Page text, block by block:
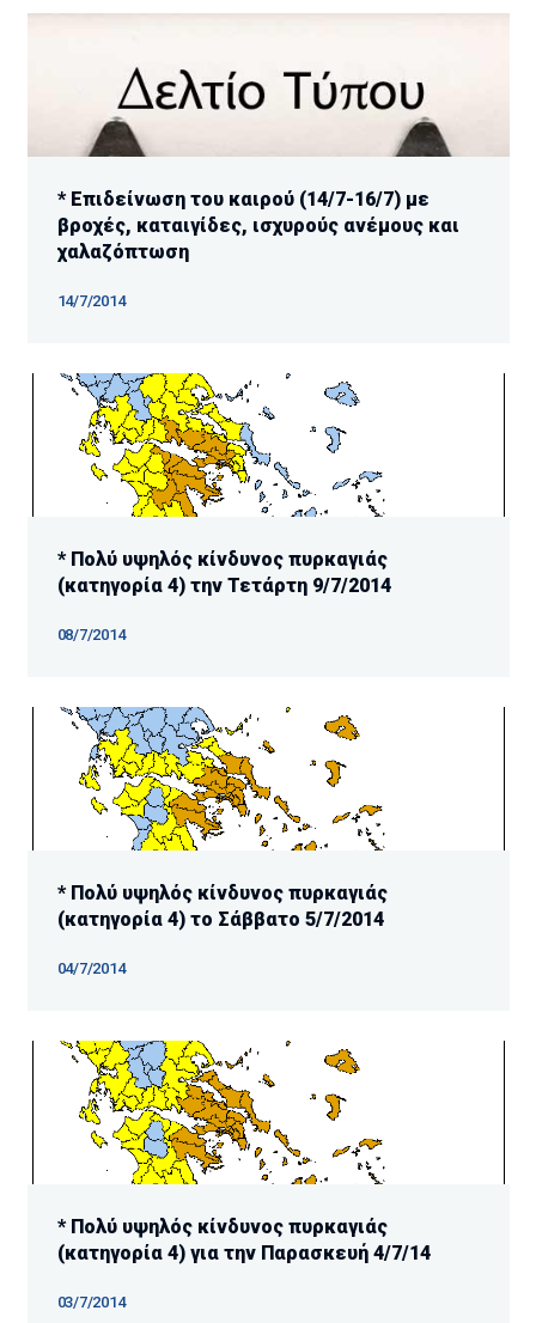
* Επιδείνωση του καιρού (14/7-16/7) με
βροχές, καταιγίδες, ισχυρούς ανέμους και
χαλαζόπτωση
14/7/2014
* Πολύ υψηλός κίνδυνος πυρκαγιάς
(κατηγορία 4) την Τετάρτη 9/7/2014
08/7/2014
* Πολύ υψηλός κίνδυνος πυρκαγιάς
(κατηγορία 4) το Σάββατο 5/7/2014
04/7/2014
* Πολύ υψηλός κίνδυνος πυρκαγιάς
(κατηγορία 4) για την Παρασκευή 4/7/14
03/7/2014